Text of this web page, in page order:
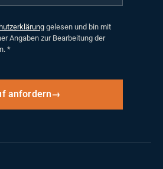
gelesen und bin mit
Angaben zur Bearbeitung der
*
anfordern